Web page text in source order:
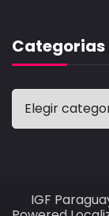
Categorias
Categorias
IGF